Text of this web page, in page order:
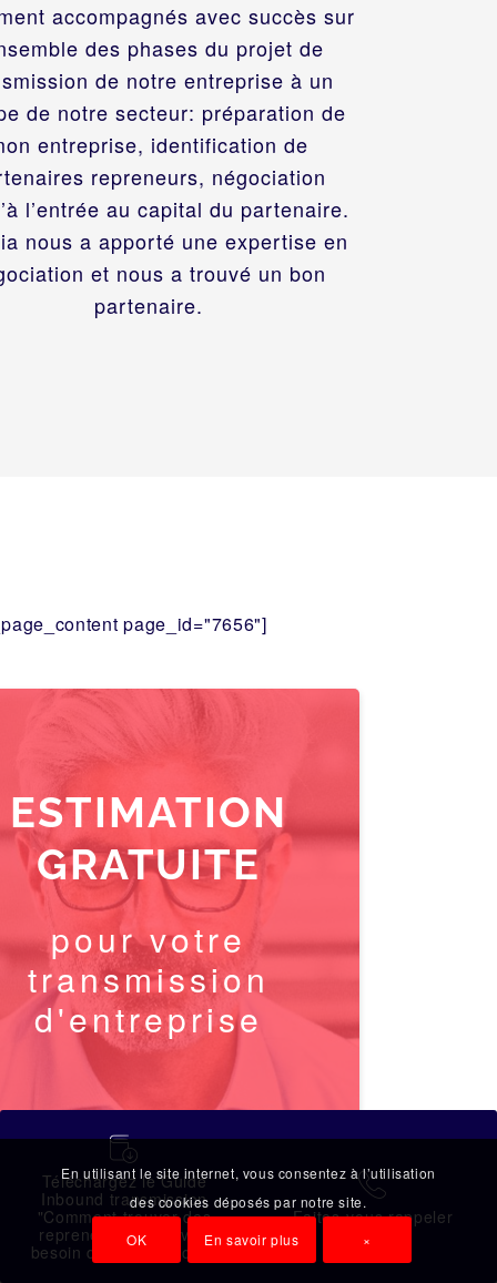
accompagnés avec succès sur
des phases du projet de
de notre entreprise à un
de notre secteur: préparation de
entreprise, identification de
repreneurs, négociation
l’entrée au capital du partenaire.
nous a apporté une expertise en
et nous a trouvé un bon
partenaire.
page_id="7656"]
ESTIMATION
GRATUITE
pour votre
transmission
d'entreprise
EN LIGNE
蠟
Téléchargez le Guide
Inbound transmission
"Comment trouver des
repreneurs sans avoir
besoin de les contacter"
拉
Faites-vous rappeler
En utilisant le site internet, vous consentez à l’utilisation
des cookies déposés par notre site.
OK En savoir plus ×